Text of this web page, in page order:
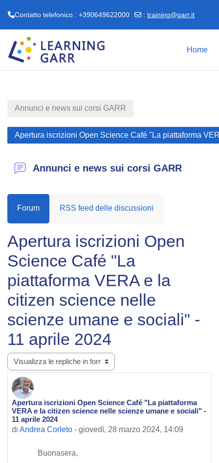
Contatto telefonico : +390649622000 : training@garr.it
Home
Annunci e news sui corsi GARR
Apertura iscrizioni Open Science Café "La piattaforma
Annunci e news sui corsi GARR
Forum RSS feed delle discussioni
Apertura iscrizioni Open
Science Café "La
piattaforma VERA e la
citizen science nelle
scienze umane e sociali" -
11 aprile 2024
Modalità visualizzazione
Apertura iscrizioni Open Science Café "La piattaforma
VERA e la citizen science nelle scienze umane e sociali" -
11 aprile 2024
di Andrea Corleto - giovedì, 28 marzo 2024, 14:09
Numero di risposte: 0
Buonasera,